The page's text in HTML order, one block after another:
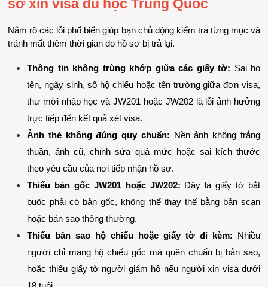
sơ xin visa du học Trung Quốc
Nắm rõ các lỗi phổ biến giúp bạn chủ động kiểm tra từng mục và
tránh mất thêm thời gian do hồ sơ bị trả lại.
Thông tin không trùng khớp giữa các giấy tờ: Sai họ
tên, ngày sinh, số hộ chiếu hoặc tên trường giữa đơn visa,
thư mời nhập học và JW201 hoặc JW202 là lỗi ảnh hưởng
trực tiếp đến kết quả xét visa.
Ảnh thẻ không đúng quy chuẩn: Nền ảnh không trắng
thuần, ảnh cũ, chỉnh sửa quá mức hoặc sai kích thước
theo yêu cầu của nơi tiếp nhận hồ sơ.
Thiếu bản gốc JW201 hoặc JW202: Đây là giấy tờ bắt
buộc phải có bản gốc, không thể thay thế bằng bản scan
hoặc bản sao thông thường.
Thiếu bản sao hộ chiếu hoặc giấy tờ đi kèm: Nhiều
người chỉ mang hộ chiếu gốc mà quên chuẩn bị bản sao,
hoặc thiếu giấy tờ người giám hộ nếu người xin visa dưới